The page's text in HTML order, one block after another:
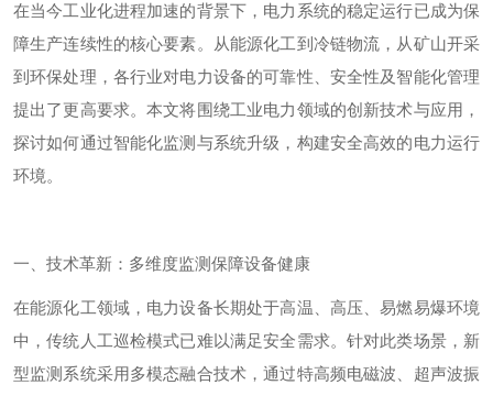
在当今工业化进程加速的背景下，电力系统的稳定运行已成为保
障生产连续性的核心要素。从能源化工到冷链物流，从矿山开采
到环保处理，各行业对电力设备的可靠性、安全性及智能化管理
提出了更高要求。本文将围绕工业电力领域的创新技术与应用，
探讨如何通过智能化监测与系统升级，构建安全高效的电力运行
环境。
一、技术革新：多维度监测保障设备健康
在能源化工领域，电力设备长期处于高温、高压、易燃易爆环境
中，传统人工巡检模式已难以满足安全需求。针对此类场景，新
型监测系统采用多模态融合技术，通过特高频电磁波、超声波振